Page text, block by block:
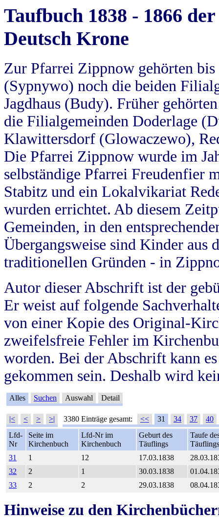
Taufbuch 1838 - 1866
Deutsch Krone
Zur Pfarrei Zippnow gehörten
(Sypnywo) noch die beiden
Jagdhaus (Budy). Früher
die Filialgemeinden Doderlage
Klawittersdorf (Glowaczewo),
Die Pfarrei Zippnow wurde im
selbständige Pfarrei Freudenfier
Stabitz und ein Lokalvikariat
wurden errichtet. Ab diesem
Gemeinden, in den
Übergangsweise sind Kinder aus
traditionellen Gründen - in
Autor dieser Abschrift ist der
Er weist auf folgende
von einer Kopie des Original-
zweifelsfreie Fehler im
worden. Bei der Abschrift kann
gekommen sein. Deshalb wird
Alles Suchen Auswahl Detail
|< < > >| 3380 Einträge gesamt: << 31 34 37
40
Lfd-
Nr
Seite im
Kirchenbuch
Lfd-Nr im
Kirchenbuch
Geburt des
Täuflings
Taufe
Täuflings
31
1 12 17.03.1838
32
2 1 30.03.1838
33
2 2 29.03.1838
Hinweise zu den